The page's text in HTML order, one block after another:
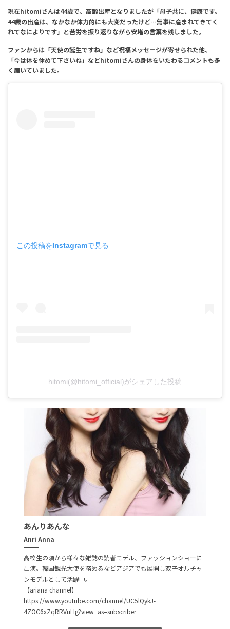
現在hitomiさんは44歳で、高齢出産となりましたが 「母子共に、健康です。
44歳の出産は、なかなか体力的にも大変だったけど…無事に産まれてきてく
れてなによりです」と苦労を振り返りながら安堵の言葉を残しました。
ファンからは 「天使の誕生ですね」など祝福メッセージが寄せられた他、
「今は体を休めて下さいね」などhitomiさんの身体をいたわるコメントも多
く届いていました。
この投稿をInstagramで見る
hitomi(@hitomi_official)がシェアした投稿
あんりあんな
Anri Anna
高校生の頃から様々な雑誌の読者モデル、ファッションショーに
出演。韓国観光大使を務めるなどアジアでも展開し双子オルチャ
ンモデルとして活躍中。
【ariana channel】
https://www.youtube.com/channel/UC5lQykJ-
4ZOC6xZqRRVuLIg?view_as=subscriber